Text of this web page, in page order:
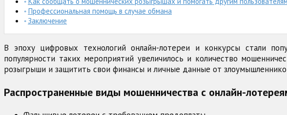
Профессиональная помощь в случае обмана
Заключение
В эпоху цифровых технологий онлайн-лотереи и конкурсы стали
популярности таких мероприятий увеличилось и количество
розыгрыши и защитить свои финансы и личные данные от
Распространенные виды мошенничества с онлайн-